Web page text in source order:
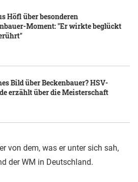
Höfl über besonderen
Moment: "Er wirkte beglückt
Bild über Beckenbauer? HSV-
erzählt über die Meisterschaft
von dem, was er unter sich sah,
der WM in Deutschland.